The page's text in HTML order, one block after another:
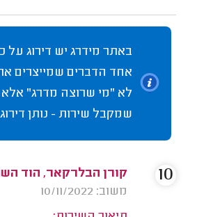
באתר מידרג יש דירוג על
אחד הדברים שמייצרים
לא "מי שרוצה מדרג" אלא
שמקבל שירות - נותן
קורן הבלרקאר, הוד
משוב: 10/11/2022
10